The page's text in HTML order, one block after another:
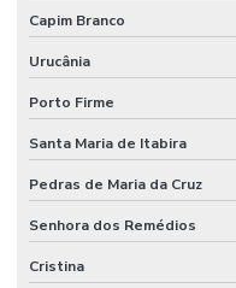
Capim Branco
Urucânia
Porto Firme
Santa Maria de Itabira
Pedras de Maria da Cruz
Senhora dos Remédios
Cristina